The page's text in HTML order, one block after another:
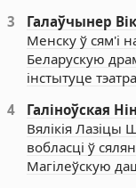
3
Галаўчынер
Менску ў сям'і
Беларускую
інстытуце
4
Галіноўская
Вялікія Лазіцы
вобласці ў
Магілеўскую